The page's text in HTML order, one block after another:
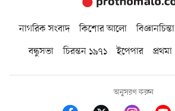
নাগরিক সংবাদ কিশোর আলো বিজ্ঞানচিন্তা
বন্ধুসভা
চিরন্তন ১৯৭১ ইপেপার প্রথমা
অনুসরণ করুন